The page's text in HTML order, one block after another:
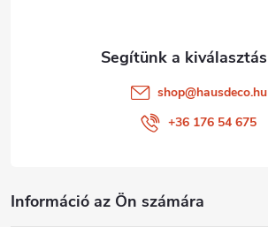
Információ az Ön számára
shop@hausdeco.hu
+36 176 54 675